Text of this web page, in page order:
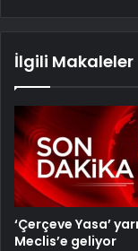
İlgili Makaleler
‘Çerçeve Yasa’
Meclis’e geliyor